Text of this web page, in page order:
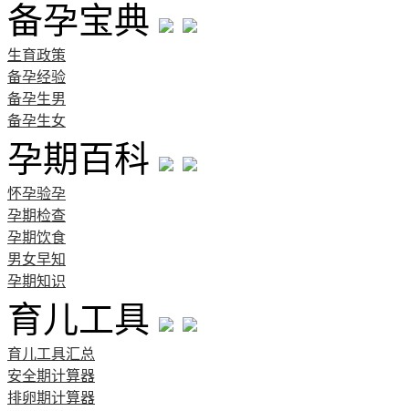
备孕宝典
生育政策
备孕经验
备孕生男
备孕生女
孕期百科
怀孕验孕
孕期检查
孕期饮食
男女早知
孕期知识
育儿工具
育儿工具汇总
安全期计算器
排卵期计算器